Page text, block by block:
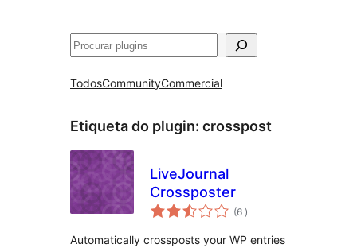
Pesquisar
TodosCommunityCommercial
Etiqueta do plugin: crosspost
LiveJournal
Crossposter
(6 classificações
)
Automatically crossposts your WP entries